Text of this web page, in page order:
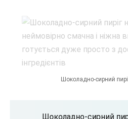
Шоколадно-сирний
Шоколадно-сирний